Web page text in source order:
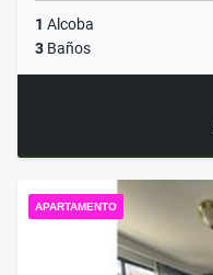
1 Alcoba
3 Baños
APARTAMENTO